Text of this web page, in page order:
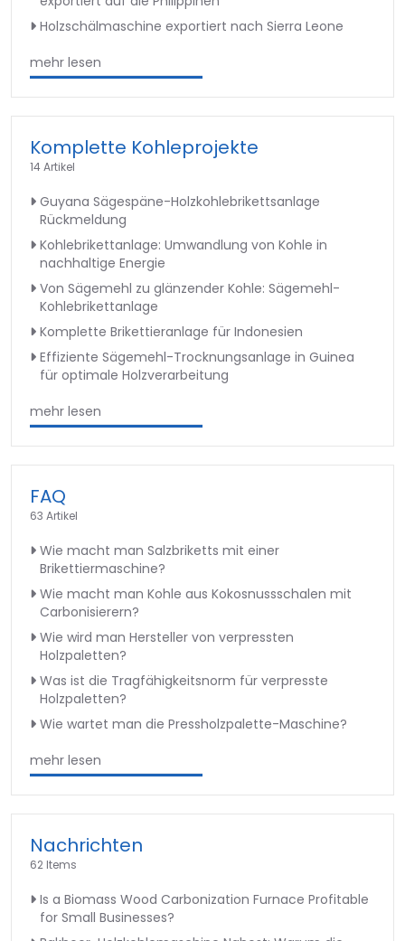
Holzschälmaschine exportiert nach Sierra Leone
mehr lesen
Komplette Kohleprojekte
14 Artikel
Guyana Sägespäne-Holzkohlebrikettsanlage
Rückmeldung
Kohlebrikettanlage: Umwandlung von Kohle in
nachhaltige Energie
Von Sägemehl zu glänzender Kohle: Sägemehl-
Kohlebrikettanlage
Komplette Brikettieranlage für Indonesien
Effiziente Sägemehl-Trocknungsanlage in Guinea
für optimale Holzverarbeitung
mehr lesen
FAQ
63 Artikel
Wie macht man Salzbriketts mit einer
Brikettiermaschine?
Wie macht man Kohle aus Kokosnussschalen mit
Carbonisierern?
Wie wird man Hersteller von verpressten
Holzpaletten?
Was ist die Tragfähigkeitsnorm für verpresste
Holzpaletten?
Wie wartet man die Pressholzpalette-Maschine?
mehr lesen
Nachrichten
62 Items
Is a Biomass Wood Carbonization Furnace Profitable
for Small Businesses?